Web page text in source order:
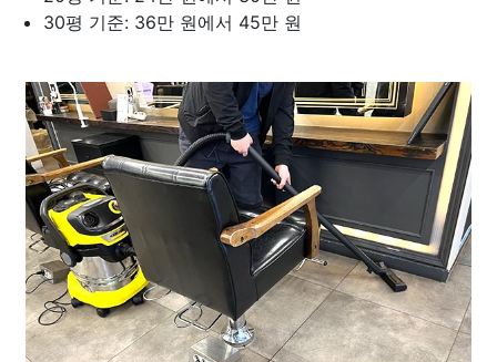
30평 기준: 36만 원에서 45만 원